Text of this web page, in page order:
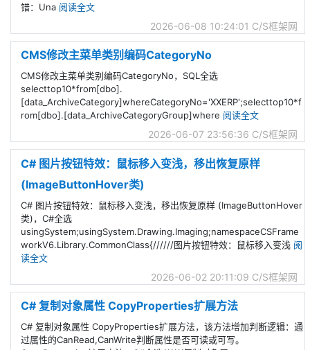
错：Una 阅读全文
2026-06-08 10:24:01 C/S框架网
CMS修改主菜单类别编码CategoryNo
CMS修改主菜单类别编码CategoryNo，SQL全选
selecttop10*from[dbo].
[data_ArchiveCategory]whereCategoryNo='XXERP';selecttop10*f
rom[dbo].[data_ArchiveCategoryGroup]where 阅读全文
2026-06-07 23:56:36 C/S框架网
C# 图片按钮特效：鼠标移入变浅，移出恢复原样
(ImageButtonHover类)
C# 图片按钮特效：鼠标移入变浅，移出恢复原样 (ImageButtonHover
类)，C#全选
usingSystem;usingSystem.Drawing.Imaging;namespaceCSFrame
workV6.Library.CommonClass{//////图片按钮特效：鼠标移入变浅 阅
读全文
2026-06-02 20:11:09 C/S框架网
C# 复制对象属性 CopyProperties扩展方法
C# 复制对象属性 CopyProperties扩展方法，该方法增加判断逻辑：通
过属性的CanRead,CanWrite判断属性是否可读或可写。